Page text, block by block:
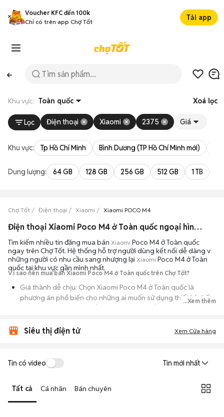
Voucher KFC đến 100k
Chỉ có trên app Chợ Tốt
Tải app
Khu vực: Toàn quốc Xoá lọc
Lọc Điện thoại Xiaomi 2375 Giá
Khu vực: Tp Hồ Chí Minh Bình Dương (TP Hồ Chí Minh mới)
Dung lượng: 64 GB 128 GB 256 GB 512 GB 1 TB
Chợ Tốt Điện thoại Xiaomi Xiaomi POCO M4
Điện thoại Xiaomi Poco M4 ở Toàn quốc ngoại hình đẹp
Tìm kiếm nhiều tin đăng mua bán Xiaomi Poco M4 ở Toàn quốc
ngay trên Chợ Tốt. Hệ thống hỗ trợ người dùng kết nối dễ dàng với
những người có nhu cầu sang nhượng lại Xiaomi Poco M4 ở Toàn
quốc tại khu vực gần mình nhất.
Vì sao nên mua bán Xiaomi Poco M4 ở Toàn quốc trên Chợ Tốt?
Giá thành dễ chịu: Chọn Xiaomi Poco M4 ở Toàn quốc là
phương án phổ biến cho những ai muốn sử dụng thiết bị chất
lượng nhưng không muốn chi trả mức giá đắt đỏ của máy mới.
quốc từ người dùng cá nhân thanh lý hoặc cửa hàng, với đầy
An tâm kiểm tra máy: Cơ chế mua bán hẹn gặp mặt giúp bạn
...Xem thêm
Siêu thị điện tử Xem Cửa hàng
Tin có video Tin mới nhất
Tất cả Cá nhân Bán chuyên